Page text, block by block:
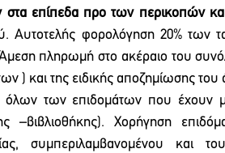
επίπεδα προ των περικοπών
Αυτοτελής φορολόγηση 20% των
πληρωμή στο ακέραιο του
) και της ειδικής αποζημίωσης
των επιδομάτων που έχουν
–βιβλιοθήκης). Χορήγηση
συμπεριλαμβανομένου και